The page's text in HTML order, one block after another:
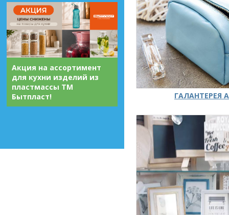
Акция на ассортимент
для кухни изделий из
пластмассы ТМ
Бытпласт!
ГАЛАНТЕРЕЯ